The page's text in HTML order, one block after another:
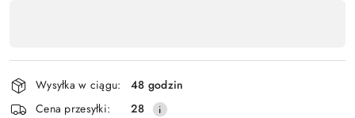
płatność
i
dostawa
Wysyłka w ciągu:
48 godzin
Cena przesyłki:
28